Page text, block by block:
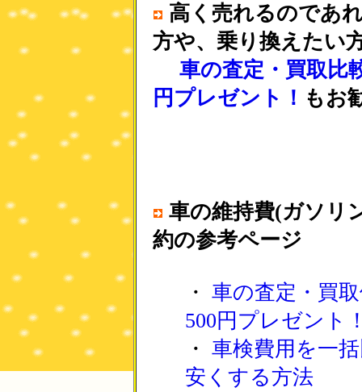
高く売れるのであ
方や、乗り換えたい
車の査定・買取比
円プレゼント！ もお
車の維持費(ガソリ
約の参考ページ
・ 車の査定・買
500円プレゼント
・ 車検費用を一
安くする方法